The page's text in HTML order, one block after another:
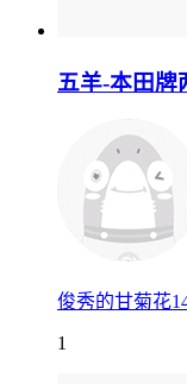
五羊-本田
俊秀的甘菊花
1